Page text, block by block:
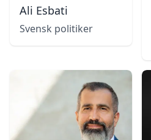
Ali Esbati
Svensk politiker